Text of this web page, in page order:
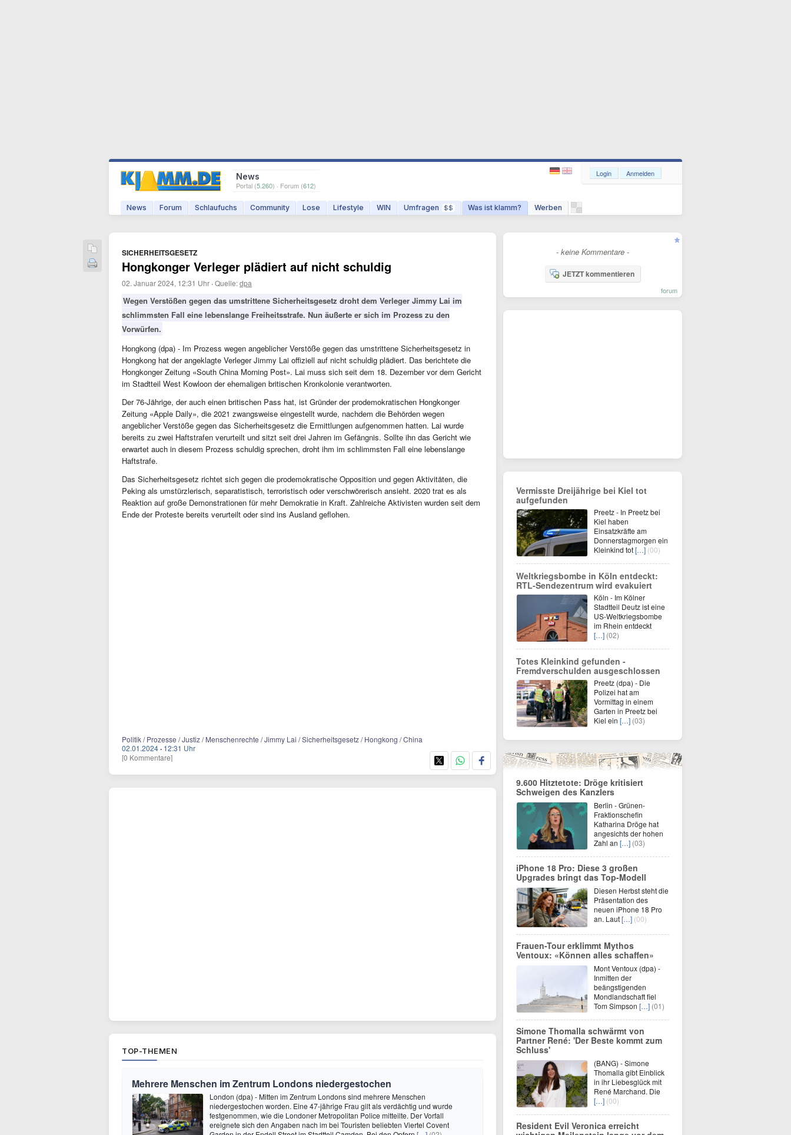
News
Portal (5.260) · Forum (612)
News Forum Schlaufuchs Community Lose Lifestyle WIN Umfragen $$ Was ist klamm? Werben
Login Anmelden
SICHERHEITSGESETZ
Hongkonger Verleger plädiert auf nicht schuldig
02. Januar 2024, 12:31 Uhr ·Quelle:dpa
Wegen Verstößen gegen das umstrittene Sicherheitsgesetz droht dem Verleger Jimmy Lai im
schlimmsten Fall eine lebenslange Freiheitsstrafe. Nun äußerte er sich im Prozess zu den
Vorwürfen.
Hongkong (dpa) - Im Prozess wegen angeblicher Verstöße gegen das umstrittene Sicherheitsgesetz in
Hongkong hat der angeklagte Verleger Jimmy Lai offiziell auf nicht schuldig plädiert. Das berichtete die
Hongkonger Zeitung «South China Morning Post». Lai muss sich seit dem 18. Dezember vor dem Gericht
im Stadtteil West Kowloon der ehemaligen britischen Kronkolonie verantworten.
Der 76-Jährige, der auch einen britischen Pass hat, ist Gründer der prodemokratischen Hongkonger
Zeitung «Apple Daily», die 2021 zwangsweise eingestellt wurde, nachdem die Behörden wegen
angeblicher Verstöße gegen das Sicherheitsgesetz die Ermittlungen aufgenommen hatten. Lai wurde
bereits zu zwei Haftstrafen verurteilt und sitzt seit drei Jahren im Gefängnis. Sollte ihn das Gericht wie
erwartet auch in diesem Prozess schuldig sprechen, droht ihm im schlimmsten Fall eine lebenslange
Haftstrafe.
Das Sicherheitsgesetz richtet sich gegen die prodemokratische Opposition und gegen Aktivitäten, die
Peking als umstürzlerisch, separatistisch, terroristisch oder verschwörerisch ansieht. 2020 trat es als
Reaktion auf große Demonstrationen für mehr Demokratie in Kraft. Zahlreiche Aktivisten wurden seit dem
Ende der Proteste bereits verurteilt oder sind ins Ausland geflohen.
Politik / Prozesse / Justiz / Menschenrechte / Jimmy Lai / Sicherheitsgesetz / Hongkong / China
02.01.2024 · 12:31 Uhr
[0 Kommentare]
TOP-THEMEN
Mehrere Menschen im Zentrum Londons niedergestochen
London (dpa) - Mitten im Zentrum Londons sind mehrere Menschen
niedergestochen worden. Eine 47-jährige Frau gilt als verdächtig und wurde
festgenommen, wie die Londoner Metropolitan Police mitteilte. Der Vorfall
ereignete sich den Angaben nach im bei Touristen beliebten Viertel Covent
- keine Kommentare -
JETZT kommentieren
forum
Vermisste Dreijährige bei Kiel tot
aufgefunden
Preetz - In Preetz bei
Kiel haben
Einsatzkräfte am
Donnerstagmorgen ein
Kleinkind tot[…] (00)
Weltkriegsbombe in Köln entdeckt:
RTL-Sendezentrum wird evakuiert
Köln - Im Kölner
Stadtteil Deutz ist eine
US-Weltkriegsbombe
im Rhein entdeckt
[…] (02)
Totes Kleinkind gefunden -
Fremdverschulden ausgeschlossen
Preetz (dpa) - Die
Polizei hat am
Vormittag in einem
Garten in Preetz bei
Kiel ein […] (03)
9.600 Hitztetote: Dröge kritisiert
Schweigen des Kanzlers
Berlin - Grünen-
Fraktionschefin
Katharina Dröge hat
angesichts der hohen
Zahl an […] (03)
iPhone 18 Pro: Diese 3 großen
Upgrades bringt das Top-Modell
Diesen Herbst steht die
Präsentation des
neuen iPhone 18 Pro
an. Laut[…] (00)
Frauen-Tour erklimmt Mythos
Ventoux: «Können alles schaffen»
Mont Ventoux (dpa) -
Inmitten der
beängstigenden
Mondlandschaft fiel
Tom Simpson […] (01)
Simone Thomalla schwärmt von
Partner René: 'Der Beste kommt zum
Schluss'
(BANG) - Simone
Thomalla gibt Einblick
in ihr Liebesglück mit
René Marchand. Die
[…] (00)
Resident Evil Veronica erreicht